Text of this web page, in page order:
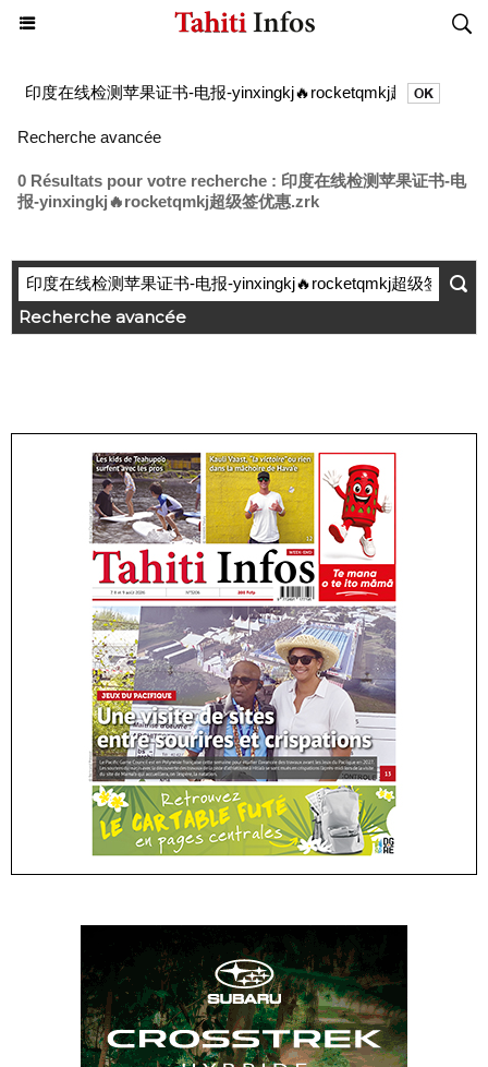
Recherche avancée
0 Résultats pour votre recherche : 印度在线检测苹果证书-电
报-yinxingkj🔥rocketqmkj超级签优惠.zrk
Recherche avancée